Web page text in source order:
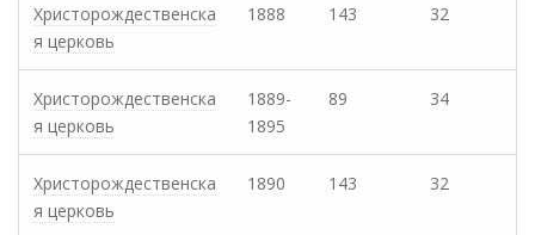
Христорождественска
я церковь
1888 143 32
Христорождественска
я церковь
1889-
1895
89 34
Христорождественска
я церковь
1890 143 32